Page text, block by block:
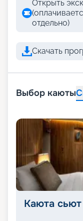
Открыть
отдельно)
Скачать
Выбор каюты
Каюта сьют